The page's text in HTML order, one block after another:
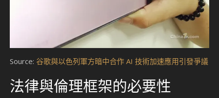
Source: 谷歌與以色列軍方暗中合作 AI 技術加速應用引發爭議
法律與倫理框架的必要性